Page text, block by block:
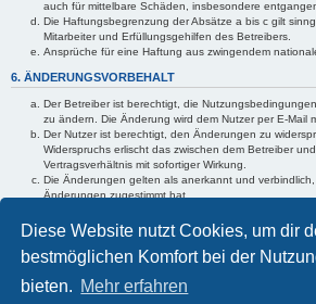
Diese Website nutzt Cookies, um dir
bestmöglichen Komfort bei der
bieten. Mehr erfahren
auch für mittelbare Schäden, insbesondere
Die Haftungsbegrenzung der Absätze a bis c gilt
Mitarbeiter und Erfüllungsgehilfen des Betreibers.
Ansprüche für eine Haftung aus zwingendem
6. ÄNDERUNGSVORBEHALT
Der Betreiber ist berechtigt, die
zu ändern. Die Änderung wird dem Nutzer per E-Mail
Der Nutzer ist berechtigt, den Änderungen zu
Widerspruchs erlischt das zwischen dem Betreiber
Vertragsverhältnis mit sofortiger Wirkung.
Die Änderungen gelten als anerkannt und
Änderungen zugestimmt hat.
Informationen über den Umgang mit deinen
Datenschutzerklärung enthalten.
Foren-Übersicht